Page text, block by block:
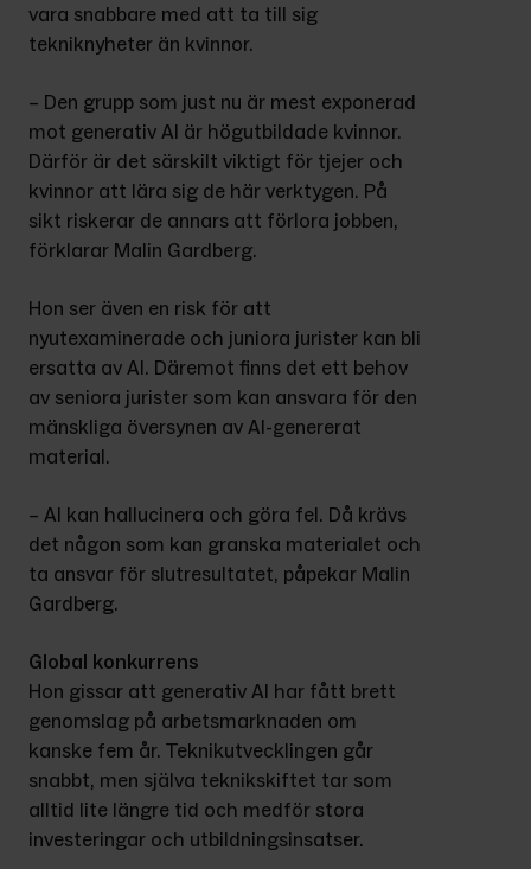
vara snabbare med att ta till sig
tekniknyheter än kvinnor.
– Den grupp som just nu är mest exponerad
mot generativ AI är högutbildade kvinnor.
Därför är det särskilt viktigt för tjejer och
kvinnor att lära sig de här verktygen. På
sikt riskerar de annars att förlora jobben,
förklarar Malin Gardberg.
Hon ser även en risk för att
nyutexaminerade och juniora jurister kan bli
ersatta av AI. Däremot finns det ett behov
av seniora jurister som kan ansvara för den
mänskliga översynen av AI-genererat
material.
– AI kan hallucinera och göra fel. Då krävs
det någon som kan granska materialet och
ta ansvar för slutresultatet, påpekar Malin
Gardberg.
Global konkurrens
Hon gissar att generativ AI har fått brett
genomslag på arbetsmarknaden om
kanske fem år. Teknikutvecklingen går
snabbt, men själva teknikskiftet tar som
alltid lite längre tid och medför stora
investeringar och utbildningsinsatser.